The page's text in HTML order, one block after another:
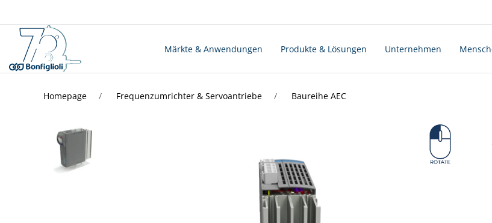
Märkte & Anwendungen Produkte & Lösungen Unternehmen
Homepage Frequenzumrichter & Servoantriebe Baureihe AEC